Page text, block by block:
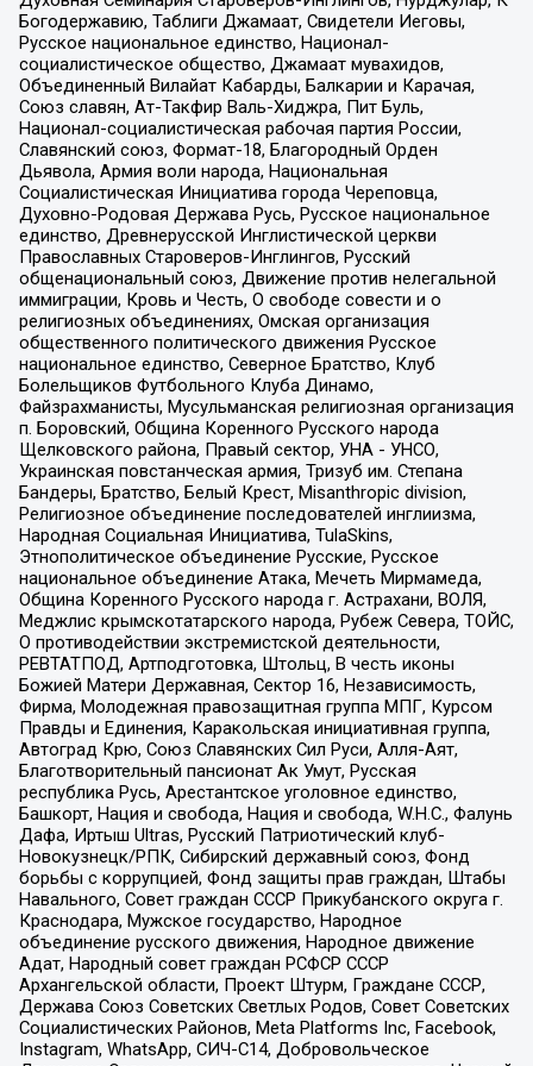
Богодержавию, Таблиги Джамаат, Свидетели Иеговы,
Русское национальное единство, Национал-
социалистическое общество, Джамаат мувахидов,
Объединенный Вилайат Кабарды, Балкарии и Карачая,
Союз славян, Ат-Такфир Валь-Хиджра, Пит Буль,
Национал-социалистическая рабочая партия России,
Славянский союз, Формат-18, Благородный Орден
Дьявола, Армия воли народа, Национальная
Социалистическая Инициатива города Череповца,
Духовно-Родовая Держава Русь, Русское национальное
единство, Древнерусской Инглистической церкви
Православных Староверов-Инглингов, Русский
общенациональный союз, Движение против нелегальной
иммиграции, Кровь и Честь, О свободе совести и о
религиозных объединениях, Омская организация
общественного политического движения Русское
национальное единство, Северное Братство, Клуб
Болельщиков Футбольного Клуба Динамо,
Файзрахманисты, Мусульманская религиозная организация
п. Боровский, Община Коренного Русского народа
Щелковского района, Правый сектор, УНА - УНСО,
Украинская повстанческая армия, Тризуб им. Степана
Бандеры, Братство, Белый Крест, Misanthropic division,
Религиозное объединение последователей инглиизма,
Народная Социальная Инициатива, TulaSkins,
Этнополитическое объединение Русские, Русское
национальное объединение Атака, Мечеть Мирмамеда,
Община Коренного Русского народа г. Астрахани, ВОЛЯ,
Меджлис крымскотатарского народа, Рубеж Севера, ТОЙС,
О противодействии экстремистской деятельности,
РЕВТАТПОД, Артподготовка, Штольц, В честь иконы
Божией Матери Державная, Сектор 16, Независимость,
Фирма, Молодежная правозащитная группа МПГ, Курсом
Правды и Единения, Каракольская инициативная группа,
Автоград Крю, Союз Славянских Сил Руси, Алля-Аят,
Благотворительный пансионат Ак Умут, Русская
республика Русь, Арестантское уголовное единство,
Башкорт, Нация и свобода, Нация и свобода, W.H.С., Фалунь
Дафа, Иртыш Ultras, Русский Патриотический клуб-
Новокузнецк/РПК, Сибирский державный союз, Фонд
борьбы с коррупцией, Фонд защиты прав граждан, Штабы
Навального, Совет граждан СССР Прикубанского округа г.
Краснодара, Мужское государство, Народное
объединение русского движения, Народное движение
Адат, Народный совет граждан РСФСР СССР
Архангельской области, Проект Штурм, Граждане СССР,
Держава Союз Советских Светлых Родов, Совет Советских
Социалистических Районов, Meta Platforms Inc, Facebook,
Instagram, WhatsApp, СИЧ-С14, Добровольческое